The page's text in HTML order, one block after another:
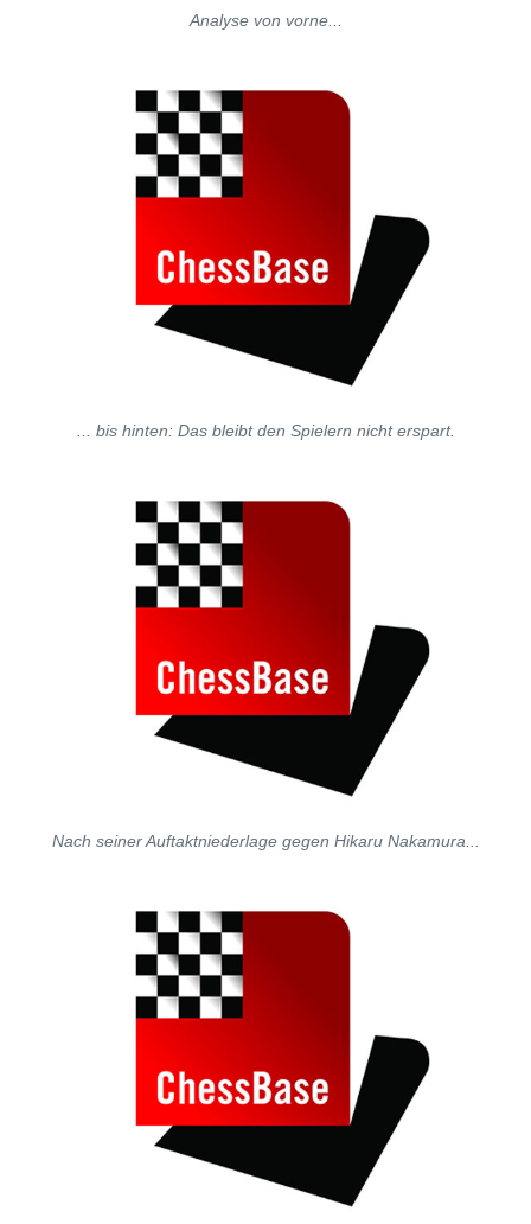
Analyse von vorne...
... bis hinten: Das bleibt den Spielern nicht erspart.
Nach seiner Auftaktniederlage gegen Hikaru Nakamura...